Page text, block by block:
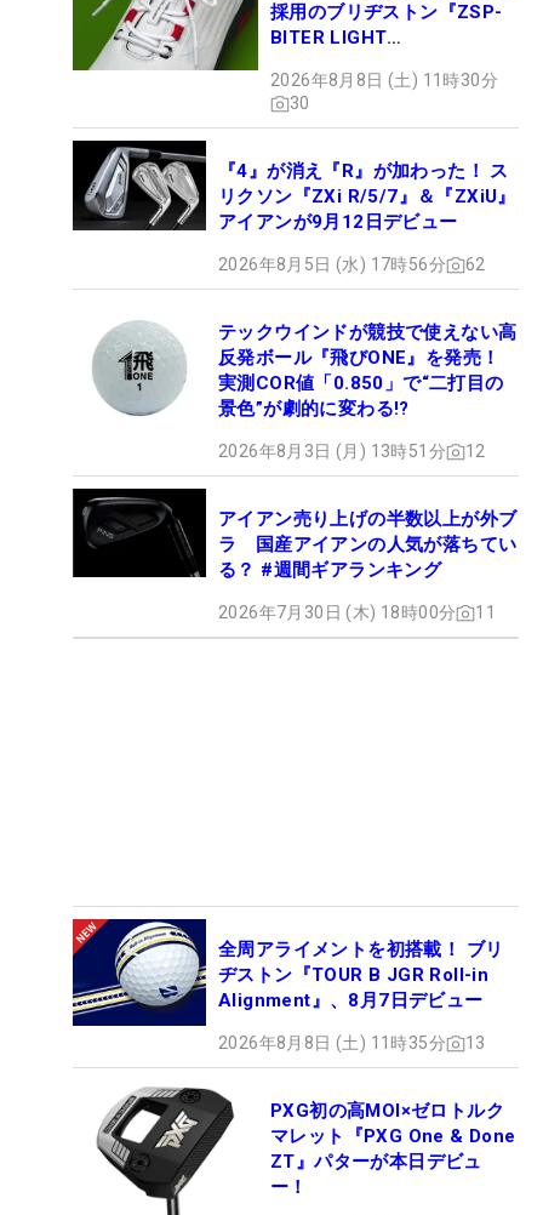
採用のブリヂストン『ZSP-
BITER LIGHT
ュー
2026年8月8日 (土) 11時30分
30
『4』が消え『R』が加わった！ ス
リクソン『ZXi R/5/7』＆『ZXiU』
アイアンが9月12日デビュー
2026年8月5日 (水) 17時56分 62
テックウインドが競技で使えない高
反発ボール『飛びONE』を発売！
実測COR値「0.850」で“二打目の
景色”が劇的に変わる!?
2026年8月3日 (月) 13時51分 12
アイアン売り上げの半数以上が外ブ
ラ 国産アイアンの人気が落ちてい
る？ #週間ギアランキング
2026年7月30日 (木) 18時00分 11
全周アライメントを初搭載！ ブリ
ヂストン『TOUR B JGR Roll-in
Alignment』、8月7日デビュー
2026年8月8日 (土) 11時35分 13
PXG初の高MOI×ゼロトルク
マレット『PXG One & Done
ZT』パターが本日デビュ
ー！